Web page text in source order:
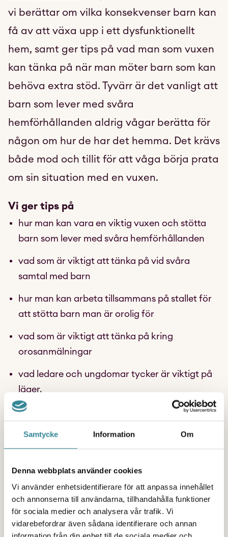
Samtycke Information Om
Denna webbplats använder cookies
Vi använder enhetsidentifierare för att anpassa innehållet
och annonserna till användarna, tillhandahålla funktioner
för sociala medier och analysera vår trafik. Vi
vidarebefordrar även sådana identifierare och annan
vi berättar om vilka konsekvenser barn kan
få av att växa upp i ett dysfunktionellt
hem, samt ger tips på vad man som vuxen
kan tänka på när man möter barn som kan
behöva extra stöd. Tyvärr är det vanligt att
barn som lever med svåra
hemförhållanden aldrig vågar berätta för
någon om hur de har det hemma. Det krävs
både mod och tillit för att våga börja prata
om sin situation med en vuxen.
Vi ger tips på
hur man kan vara en viktig vuxen och stötta
barn som lever med svåra hemförhållanden
vad som är viktigt att tänka på vid svåra
samtal med barn
hur man kan arbeta tillsammans på stallet för
att stötta barn man är orolig för
vad som är viktigt att tänka på kring
orosanmälningar
vad ledare och ungdomar tycker är viktigt på
läger.
och använd våra reflektionsfrågor för att
verksamhet kan uppmärksamma de barn ni
möter som är i behov av extra omtanke.
Ladda gärna även ner vårt